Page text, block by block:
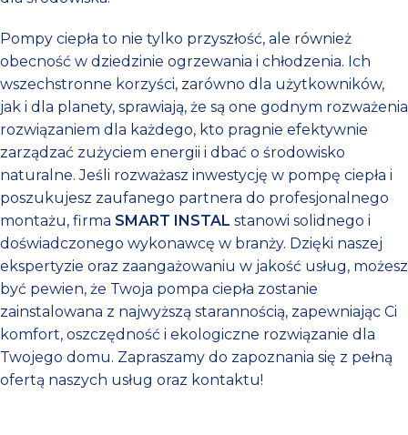
Pompy ciepła to nie tylko przyszłość, ale również
obecność w dziedzinie ogrzewania i chłodzenia. Ich
wszechstronne korzyści, zarówno dla użytkowników,
jak i dla planety, sprawiają, że są one godnym rozważenia
rozwiązaniem dla każdego, kto pragnie efektywnie
zarządzać zużyciem energii i dbać o środowisko
naturalne. Jeśli rozważasz inwestycję w pompę ciepła i
poszukujesz zaufanego partnera do profesjonalnego
montażu, firma SMART INSTAL stanowi solidnego i
doświadczonego wykonawcę w branży. Dzięki naszej
ekspertyzie oraz zaangażowaniu w jakość usług, możesz
być pewien, że Twoja pompa ciepła zostanie
zainstalowana z najwyższą starannością, zapewniając Ci
komfort, oszczędność i ekologiczne rozwiązanie dla
Twojego domu. Zapraszamy do zapoznania się z pełną
ofertą naszych usług oraz kontaktu!